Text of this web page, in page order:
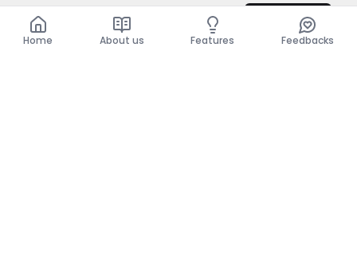
Show more places
DZD 50,000 / Month
Total
DZD 600,000
Contact
Home About us Features Feedbacks